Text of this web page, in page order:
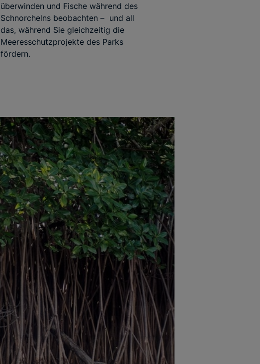
überwinden und Fische während des
Schnorchelns beobachten – und all
das, während Sie gleichzeitig die
Meeresschutzprojekte des Parks
fördern.